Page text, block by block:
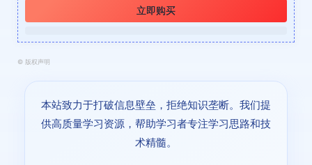
立即购买
© 版权声明
本站致力于打破信息壁垒，拒绝知识垄断。我们提
供高质量学习资源，帮助学习者专注学习思路和技
术精髓。